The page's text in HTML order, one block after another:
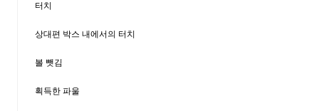
터치
상대편 박스 내에서의 터치
볼 뺏김
획득한 파울